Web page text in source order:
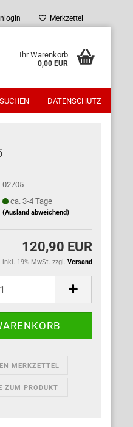
Merkzettel
Ihr Warenkorb
0,00 EUR
SUCHEN DATENSCHUTZ
02705
ca. 3-4 Tage
(Ausland abweichend)
120,90 EUR
inkl. 19% MwSt. zzgl. Versand
MERKZETTEL
ZUM PRODUKT